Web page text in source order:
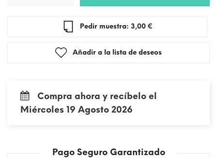
Pedir muestra: 3,00 €
Añadir a la lista de deseos
Compra ahora y recíbelo el
Miércoles 19 Agosto 2026
Pago Seguro Garantizado